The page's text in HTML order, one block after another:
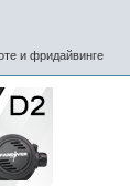
и фридайвинге